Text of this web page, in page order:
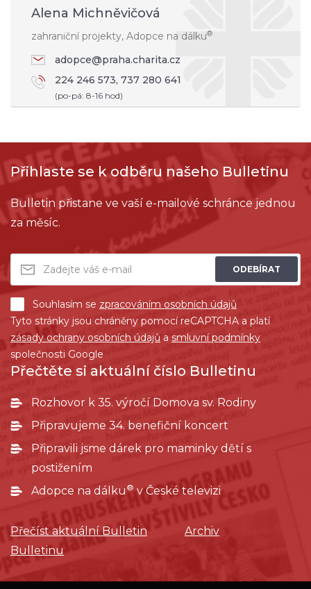
Alena Michněvičová
zahraniční projekty, Adopce na dálku®
adopce@praha.charita.cz
224 246 573, 737 280 641
(po-pá: 8-16 hod)
Přihlaste se k odběru našeho Bulletinu
Bulletin přistane ve vaší e-mailové schránce jednou
za měsíc.
ODEBÍRAT
Souhlasím se zpracováním osobních údajů
Tyto stránky jsou chráněny pomocí reCAPTCHA a platí
zásady ochrany osobních údajů a smluvní podmínky
společnosti Google
Přečtěte si aktuální číslo Bulletinu
Rozhovor k 35. výročí Domova sv. Rodiny
Připravujeme 34. benefiční koncert
Připravili jsme dárek pro maminky dětí s
postižením
Adopce na dálku ®v České televizi
Přečíst aktuální Bulletin
Archiv
Bulletinu